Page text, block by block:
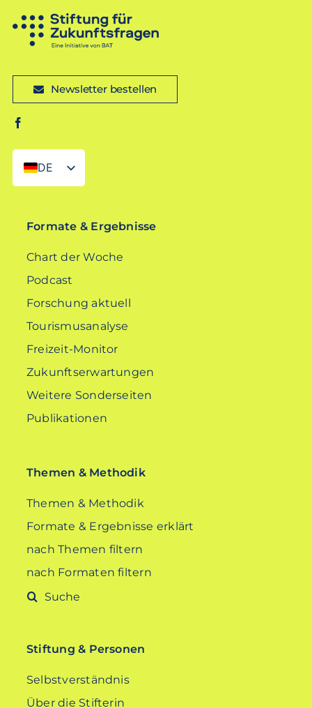
Newsletter bestellen
DE
EN
Formate & Ergebnisse
Chart der Woche
Podcast
Forschung aktuell
Tourismusanalyse
Freizeit-Monitor
Zukunftserwartungen
Weitere Sonderseiten
Publikationen
Themen & Methodik
Themen & Methodik
Formate & Ergebnisse erklärt
nach Themen filtern
nach Formaten filtern
Suche
Stiftung & Personen
Selbstverständnis
Über die Stifterin